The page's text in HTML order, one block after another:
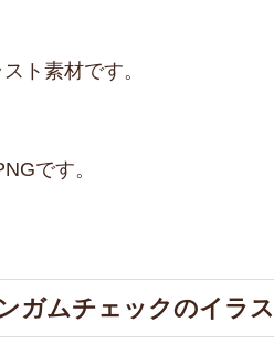
ト素材です。
です。
ガムチェックのイラス